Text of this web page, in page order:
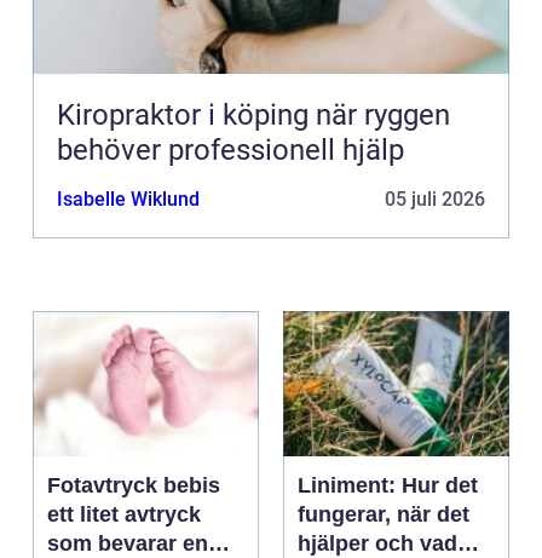
Kiropraktor i köping när ryggen
behöver professionell hjälp
Isabelle Wiklund 05 juli 2026
Fotavtryck bebis
ett litet avtryck
som bevarar en
Liniment: Hur det
fungerar, när det
hjälper och vad